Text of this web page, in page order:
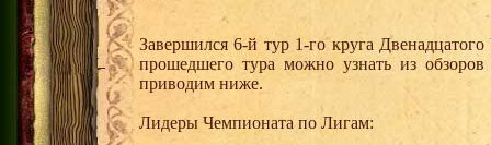
Завершился 6-й тур 1-го круга
прошедшего тура можно узнать из
приводим ниже.
Лидеры Чемпионата по Лигам: